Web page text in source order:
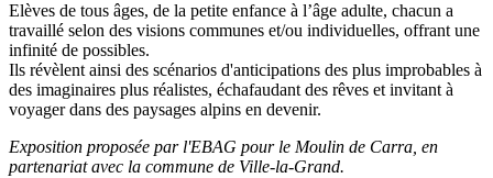
Elèves de tous âges, de la petite enfance à l’âge adulte, chacun a
travaillé selon des visions communes et/ou individuelles, offrant une
infinité de possibles.
Ils révèlent ainsi des scénarios d'anticipations des plus improbables à
des imaginaires plus réalistes, échafaudant des rêves et invitant à
voyager dans des paysages alpins en devenir.
Exposition proposée par l'EBAG pour le Moulin de Carra, en
partenariat avec la commune de Ville-la-Grand.